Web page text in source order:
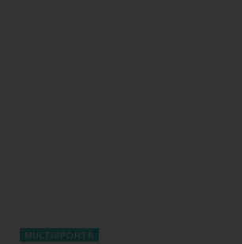
MULTISPORTS